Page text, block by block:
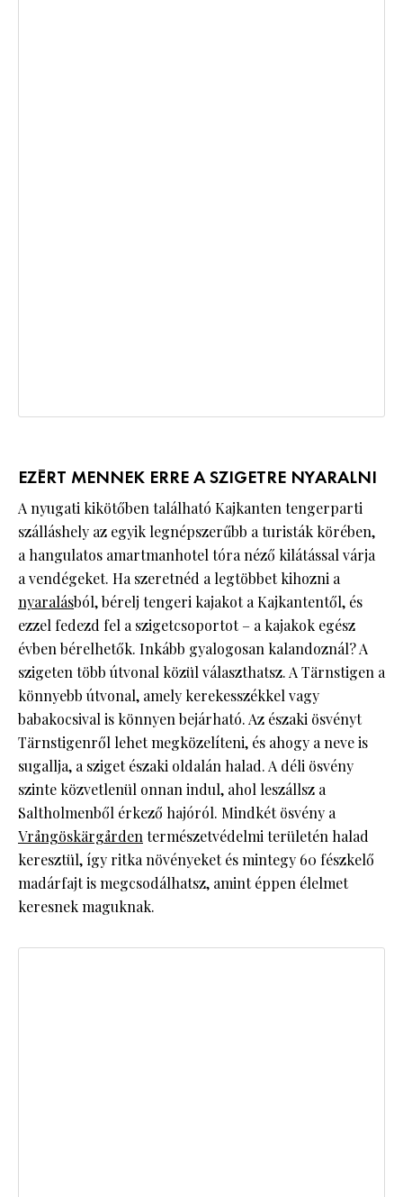
EZÉRT MENNEK ERRE A SZIGETRE NYARALNI
A nyugati kikötőben található Kajkanten tengerparti
szálláshely az egyik legnépszerűbb a turisták körében,
a hangulatos amartmanhotel tóra néző kilátással várja
a vendégeket. Ha szeretnéd a legtöbbet kihozni a
nyaralásból, bérelj tengeri kajakot a Kajkantentől, és
ezzel fedezd fel a szigetcsoportot – a kajakok egész
évben bérelhetők. Inkább gyalogosan kalandoznál? A
szigeten több útvonal közül választhatsz. A Tärnstigen a
könnyebb útvonal, amely kerekesszékkel vagy
babakocsival is könnyen bejárható. Az északi ösvényt
Tärnstigenről lehet megközelíteni, és ahogy a neve is
sugallja, a sziget északi oldalán halad. A déli ösvény
szinte közvetlenül onnan indul, ahol leszállsz a
Saltholmenből érkező hajóról. Mindkét ösvény a
Vrångöskärgårdentermészetvédelmi területén halad
keresztül, így ritka növényeket és mintegy 60 fészkelő
madárfajt is megcsodálhatsz, amint éppen élelmet
keresnek maguknak.